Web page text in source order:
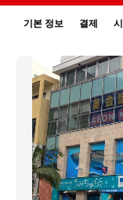
기본 정보 결제